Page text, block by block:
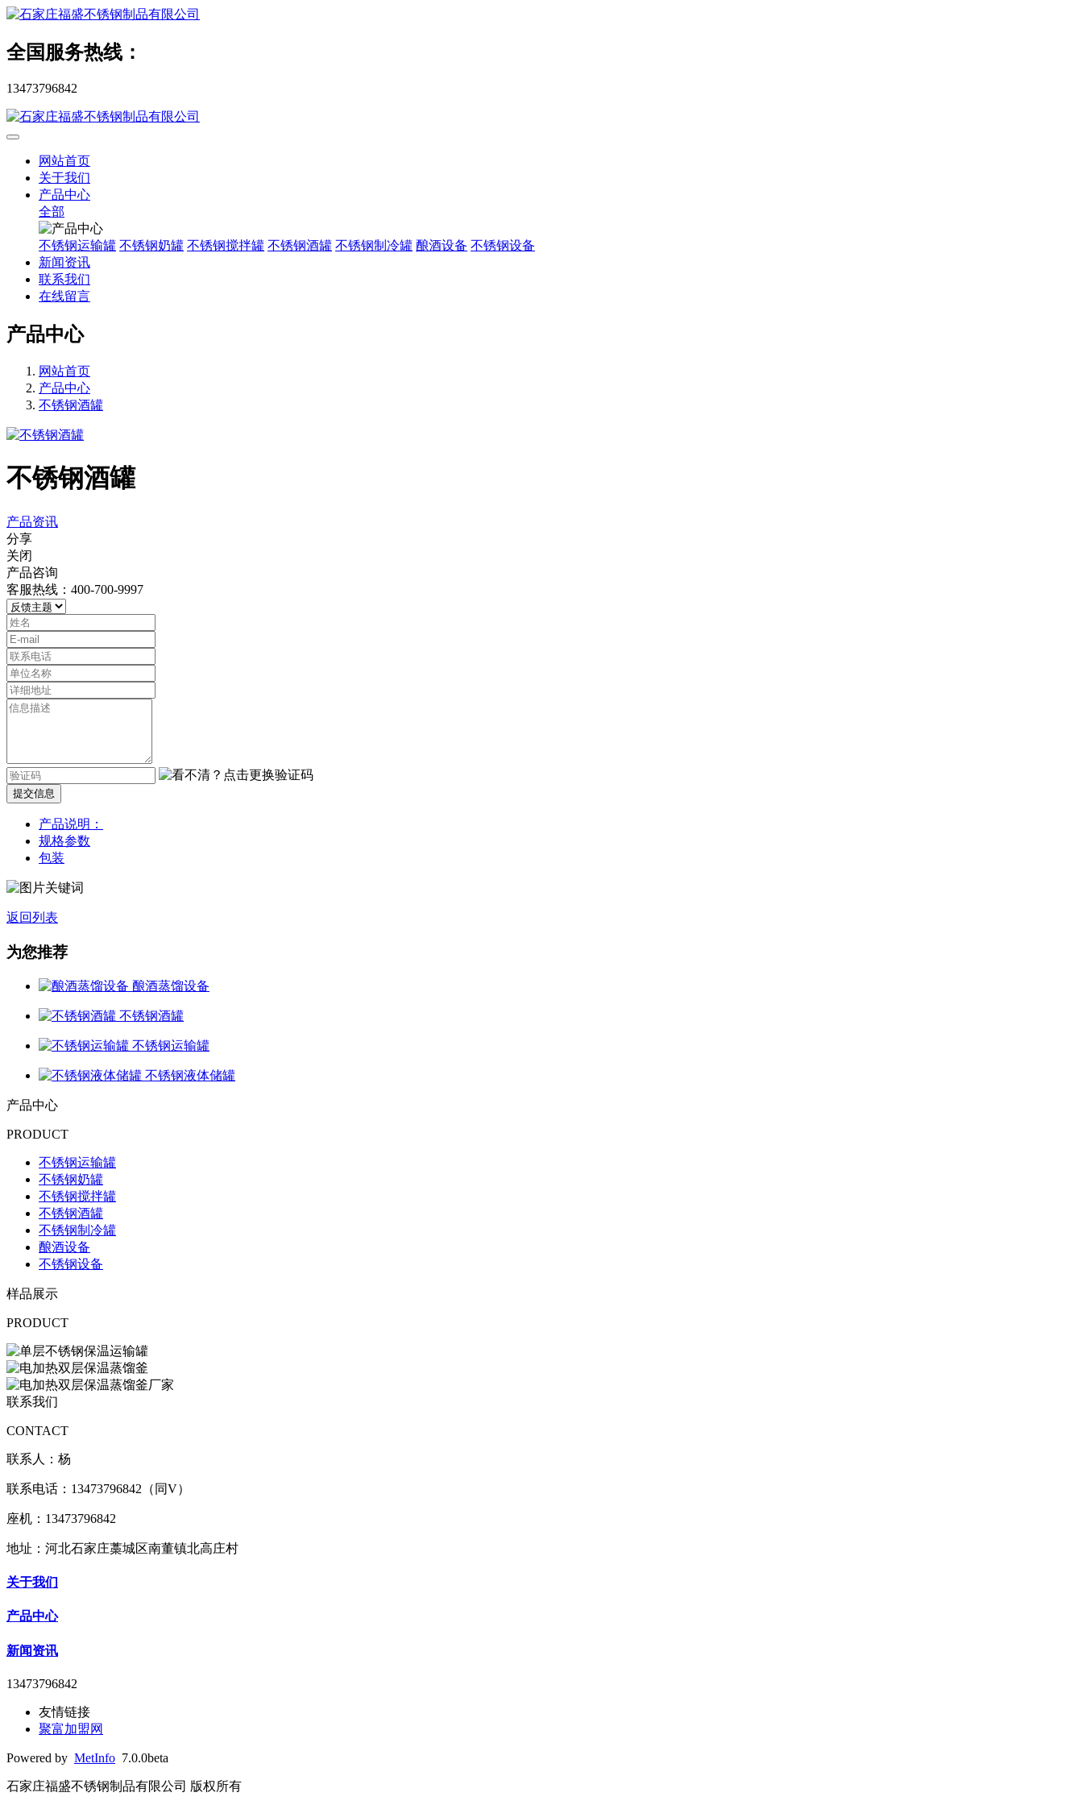
全国服务热线：
13473796842
网站首页
关于我们
产品中心
全部
不锈钢运输罐 不锈钢奶罐 不锈钢搅拌罐 不锈钢酒罐 不锈钢制冷罐 酿酒设备 不锈钢设备
新闻资讯
联系我们
在线留言
产品中心
网站首页
产品中心
不锈钢酒罐
不锈钢酒罐
产品资讯
分享
关闭
产品咨询
客服热线：400-700-9997
提交信息
产品说明：
规格参数
包装
返回列表
为您推荐
酿酒蒸馏设备
不锈钢酒罐
不锈钢运输罐
不锈钢液体储罐
产品中心
PRODUCT
不锈钢运输罐
不锈钢奶罐
不锈钢搅拌罐
不锈钢酒罐
不锈钢制冷罐
酿酒设备
不锈钢设备
样品展示
PRODUCT
联系我们
CONTACT
联系人：杨
联系电话：13473796842（同V）
座机：13473796842
地址：河北石家庄藁城区南董镇北高庄村
关于我们
产品中心
新闻资讯
13473796842
友情链接
聚富加盟网
Powered by MetInfo 7.0.0beta
石家庄福盛不锈钢制品有限公司 版权所有